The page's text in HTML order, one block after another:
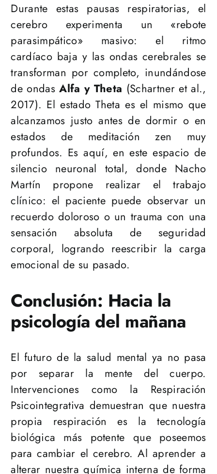
Durante estas pausas respiratorias, el
cerebro experimenta un «rebote
parasimpático» masivo: el ritmo
cardíaco baja y las ondas cerebrales se
transforman por completo, inundándose
de ondasAlfa y Theta (Schartner et al.,
2017). El estado Theta es el mismo que
alcanzamos justo antes de dormir o en
estados de meditación zen muy
profundos. Es aquí, en este espacio de
silencio neuronal total, donde Nacho
Martín propone realizar el trabajo
clínico: el paciente puede observar un
recuerdo doloroso o un trauma con una
sensación absoluta de seguridad
corporal, logrando reescribir la carga
emocional de su pasado.
Conclusión: Hacia la
psicología del mañana
El futuro de la salud mental ya no pasa
por separar la mente del cuerpo.
Intervenciones como la Respiración
Psicointegrativa demuestran que nuestra
propia respiración es la tecnología
biológica más potente que poseemos
para cambiar el cerebro. Al aprender a
alterar nuestra química interna de forma